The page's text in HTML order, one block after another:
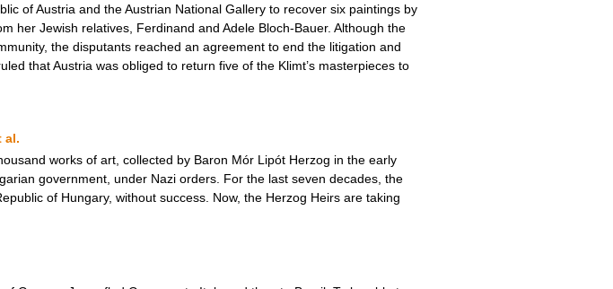
of Austria and the Austrian National Gallery to recover six paintings by
her Jewish relatives, Ferdinand and Adele Bloch-Bauer. Although the
the disputants reached an agreement to end the litigation and
that Austria was obliged to return five of the Klimt’s masterpieces to
al.
works of art, collected by Baron Mór Lipót Herzog in the early
government, under Nazi orders. For the last seven decades, the
of Hungary, without success. Now, the Herzog Heirs are taking